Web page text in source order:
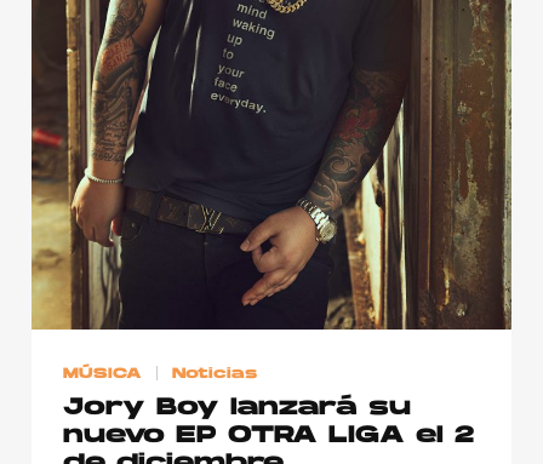
Aviso Legal
© 2015-2022 UMOMAG. PROPIEDAD DE UMO agency. TODOS LOS
DERECHOS RESERVADOS.
MÚSICA Noticias
Jory Boy lanzará su
nuevo EP OTRA LIGA el 2